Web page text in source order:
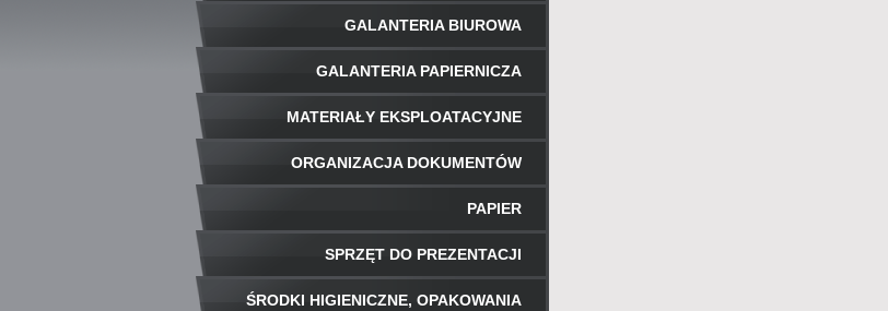
GALANTERIA BIUROWA
GALANTERIA PAPIERNICZA
MATERIAŁY EKSPLOATACYJNE
ORGANIZACJA DOKUMENTÓW
PAPIER
SPRZĘT DO PREZENTACJI
ŚRODKI HIGIENICZNE, OPAKOWANIA